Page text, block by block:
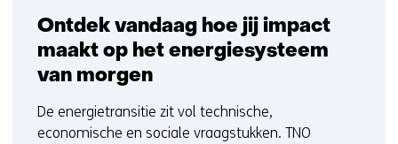
Ontdek vandaag hoe jij impact
maakt op het energiesysteem
van morgen
De energietransitie zit vol technische,
economische en sociale vraagstukken. TNO